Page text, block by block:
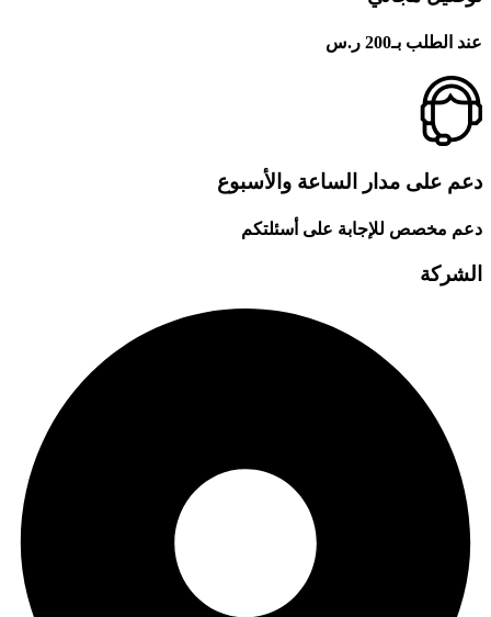
عند الطلب بـ200 ر.س
دعم على مدار الساعة والأسبوع
دعم مخصص للإجابة على أسئلتكم
الشركة